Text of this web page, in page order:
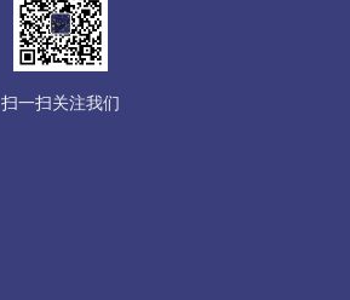
扫一扫关注我们